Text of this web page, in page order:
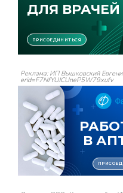
Реклама: ИП Вышковский
erid=F7NfYUJCUneP5W79xufv